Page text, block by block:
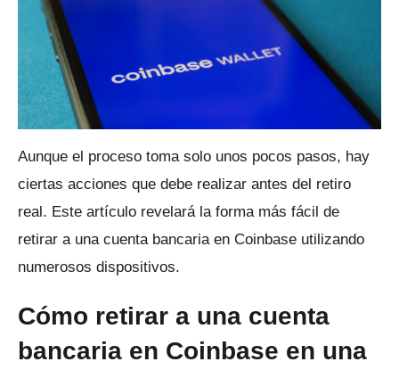
Aunque el proceso toma solo unos pocos pasos, hay
ciertas acciones que debe realizar antes del retiro
real. Este artículo revelará la forma más fácil de
retirar a una cuenta bancaria en Coinbase utilizando
numerosos dispositivos.
Cómo retirar a una cuenta
bancaria en Coinbase en una